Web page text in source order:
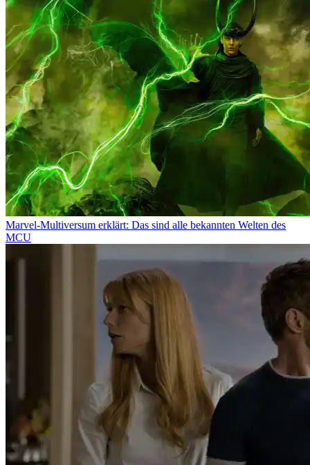
Marvel-Multiversum erklärt: Das sind alle bekannten Welten des
MCU